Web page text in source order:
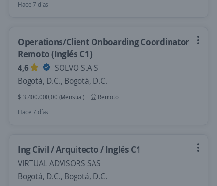
Hace 7 días
Operations/Client Onboarding Coordinator
Remoto (Inglés C1)
4,6
SOLVO S.A.S
Bogotá, D.C., Bogotá, D.C.
$ 3.400.000,00 (Mensual)
Remoto
Hace 7 días
Ing Civil / Arquitecto / Inglés C1
VIRTUAL ADVISORS SAS
Bogotá, D.C., Bogotá, D.C.